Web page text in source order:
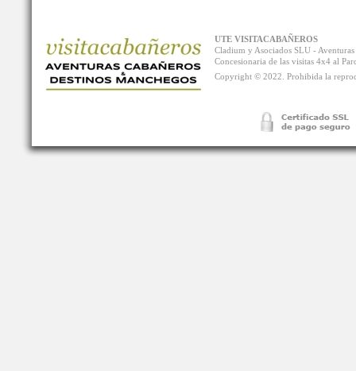
UTE VISITACABAÑEROS
Cladium y Asociados SLU -
Concesionaria de las visitas 4x4 al
Copyright © 2022. Prohibida la